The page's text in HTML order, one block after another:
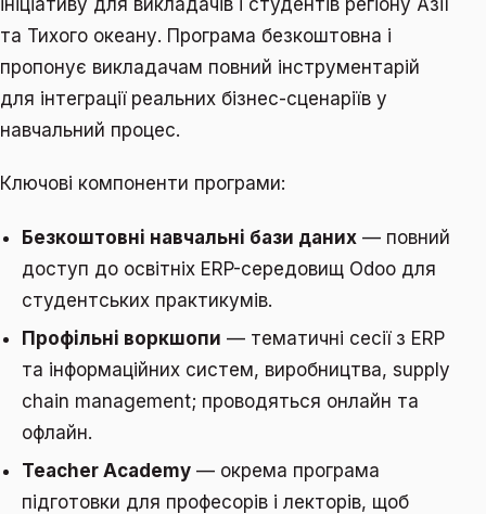
ініціативу для викладачів і студентів регіону Азії
та Тихого океану. Програма безкоштовна і
пропонує викладачам повний інструментарій
для інтеграції реальних бізнес-сценаріїв у
навчальний процес.
Ключові компоненти програми:
Безкоштовні навчальні бази даних — повний
доступ до освітніх ERP-середовищ Odoo для
студентських практикумів.
Профільні воркшопи — тематичні сесії з ERP
та інформаційних систем, виробництва, supply
chain management; проводяться онлайн та
офлайн.
Teacher Academy — окрема програма
підготовки для професорів і лекторів, щоб